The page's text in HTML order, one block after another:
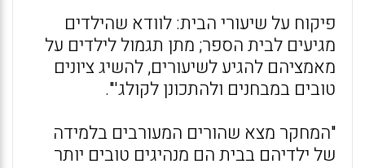
פיקוח על שיעורי הבית: לוודא שהילדים
מגיעים לבית הספר; מתן תגמול לילדים על
מאמציהם להגיע לשיעורים, להשיג ציונים
טובים במבחנים ולהתכונן לקולג'".
"המחקר מצא שהורים המעורבים בלמידה
של ילדיהם בבית הם מנהיגים טובים יותר